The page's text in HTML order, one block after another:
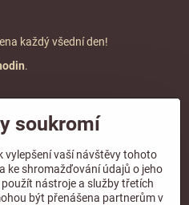
každý všední den!
.
soukromí
vylepšení vaší návštěvy tohoto
ke shromažďování údajů o jeho
nástroje a služby třetích
být přenášena partnerům v